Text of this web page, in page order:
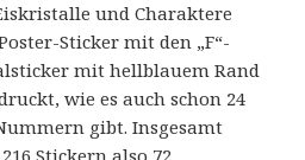
und Charaktere
Sticker mit den „F“-
mit hellblauem Rand
wie es auch schon 24
gibt. Insgesamt